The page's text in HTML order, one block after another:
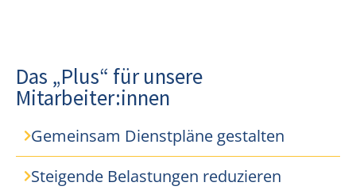
Das „Plus“ für unsere
Mitarbeiter:innen
Gemeinsam Dienstpläne gestalten
Steigende Belastungen reduzieren